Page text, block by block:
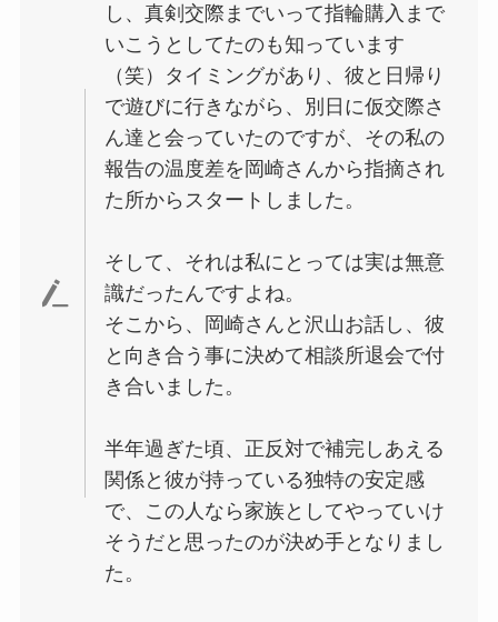
し、真剣交際までいって指輪購入まで
いこうとしてたのも知っています
（笑）タイミングがあり、彼と日帰り
で遊びに行きながら、別日に仮交際さ
ん達と会っていたのですが、その私の
報告の温度差を岡崎さんから指摘され
た所からスタートしました。
そして、それは私にとっては実は無意
識だったんですよね。
そこから、岡崎さんと沢山お話し、彼
と向き合う事に決めて相談所退会で付
き合いました。
半年過ぎた頃、正反対で補完しあえる
関係と彼が持っている独特の安定感
で、この人なら家族としてやっていけ
そうだと思ったのが決め手となりまし
た。